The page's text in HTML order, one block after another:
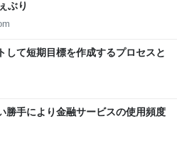
ぶり
して短期目標を作成するプロセスと
勝手により金融サービスの使用頻度